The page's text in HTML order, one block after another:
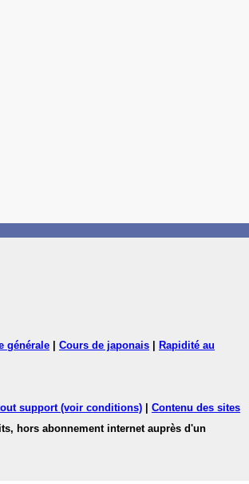
générale Cours de japonais
Rapidité au
support (voir conditions)
Contenu des sites
hors abonnement internet auprès d'un